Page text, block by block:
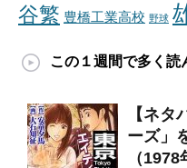
谷繁 豊橋工業高校 野球
この１週間で多く読
【ネタ
ーズ」
（